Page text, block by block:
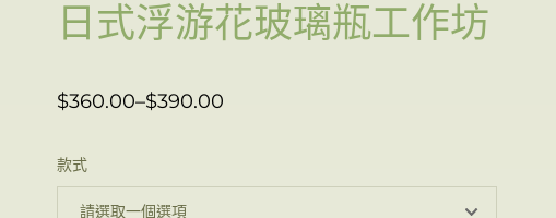
日式浮游花玻璃瓶工作坊
$360.00–$390.00
款式